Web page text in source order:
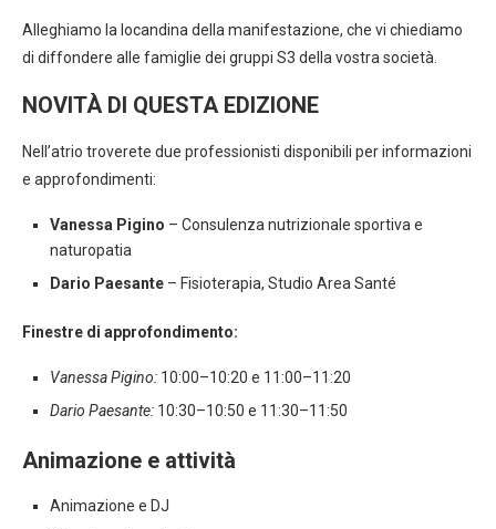
Alleghiamo la locandina della manifestazione, che vi chiediamo
di diffondere alle famiglie dei gruppi S3 della vostra società.
NOVITÀ DI QUESTA EDIZIONE
Nell’atrio troverete due professionisti disponibili per informazioni
e approfondimenti:
Vanessa Pigino – Consulenza nutrizionale sportiva e
naturopatia
Dario Paesante – Fisioterapia, Studio Area Santé
Finestre di approfondimento:
Vanessa Pigino: 10:00–10:20 e 11:00–11:20
Dario Paesante: 10:30–10:50 e 11:30–11:50
Animazione e attività
Animazione e DJ